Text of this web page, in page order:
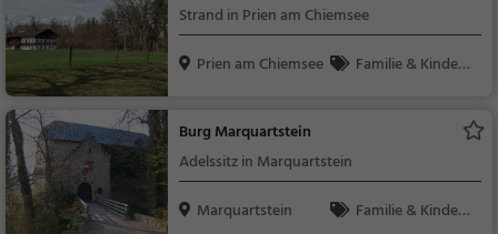
Strand in Prien am Chiemsee
Prien am Chiemsee
Familie & Kinder,
Burg Marquartstein
Adelssitz in Marquartstein
Marquartstein
Familie & Kinder,